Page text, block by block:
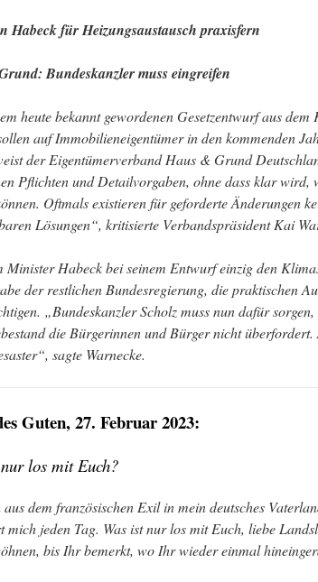
Habeck für Heizungsaustausch praxisfern
Bundeskanzler muss eingreifen
heute bekannt gewordenen Gesetzentwurf aus
auf Immobilieneigentümer in den kommenden
der Eigentümerverband Haus & Grund
Pflichten und Detailvorgaben, ohne dass klar wird,
Oftmals existieren für geforderte Änderungen
Lösungen“, kritisierte Verbandspräsident Kai
Minister Habeck bei seinem Entwurf einzig den
der restlichen Bundesregierung, die praktischen
„Bundeskanzler Scholz muss nun dafür
die Bürgerinnen und Bürger nicht
sagte Warnecke.
Guten, 27. Februar 2023:
los mit Euch?
aus dem französischen Exil in mein deutsches
mich jeden Tag. Was ist nur los mit Euch, liebe
bis Ihr bemerkt, wo Ihr wieder einmal